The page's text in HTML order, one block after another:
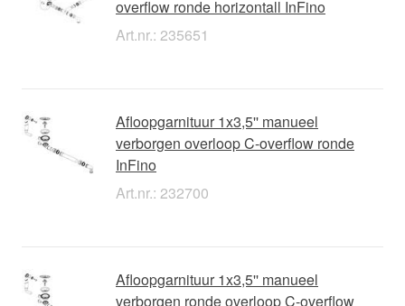
overflow ronde horizontall InFino
Art.nr.: 235651
Afloopgarnituur 1x3,5'' manueel
verborgen overloop C-overflow ronde
InFino
Art.nr.: 232700
Afloopgarnituur 1x3,5'' manueel
verborgen ronde overloop C-overflow